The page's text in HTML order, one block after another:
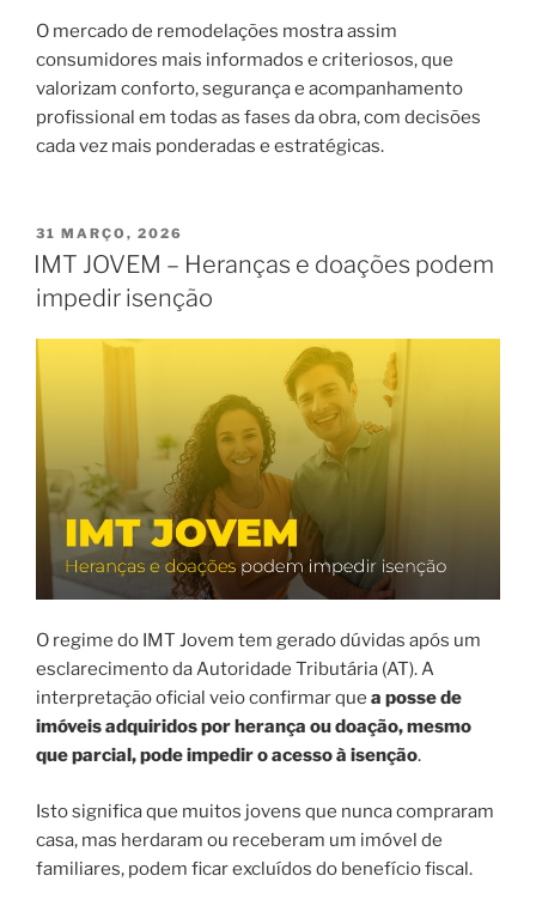
O mercado de remodelações mostra assim
consumidores mais informados e criteriosos, que
valorizam conforto, segurança e acompanhamento
profissional em todas as fases da obra, com decisões
cada vez mais ponderadas e estratégicas.
PUBLICADO
EM
31 MARÇO, 2026
IMT JOVEM – Heranças e doações podem
impedir isenção
O regime do IMT Jovem tem gerado dúvidas após um
esclarecimento da Autoridade Tributária (AT). A
interpretação oficial veio confirmar que a posse de
imóveis adquiridos por herança ou doação, mesmo
que parcial, pode impedir o acesso à isenção.
Isto significa que muitos jovens que nunca compraram
casa, mas herdaram ou receberam um imóvel de
familiares, podem ficar excluídos do benefício fiscal.